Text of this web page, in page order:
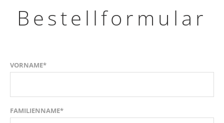
Bestellformular
VORNAME*
FAMILIENNAME*